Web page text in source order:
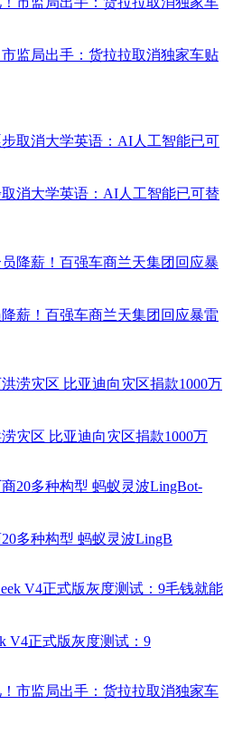
监局出手：货拉拉取消独家车贴
消大学英语：AI人工智能已可替
薪！百强车商兰天集团回应暴雷
灾区 比亚迪向灾区捐款1000万
多种构型 蚂蚁灵波LingB
V4正式版灰度测试：9